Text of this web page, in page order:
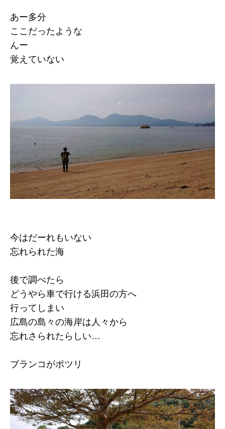
あー多分
ここだったような
んー
覚えていない
今はだーれもいない
忘れられた海
後で調べたら
どうやら車で行ける浜田の方へ
行ってしまい
広島の島々の海岸は人々から
忘れさられたらしい…
ブランコがポツリ